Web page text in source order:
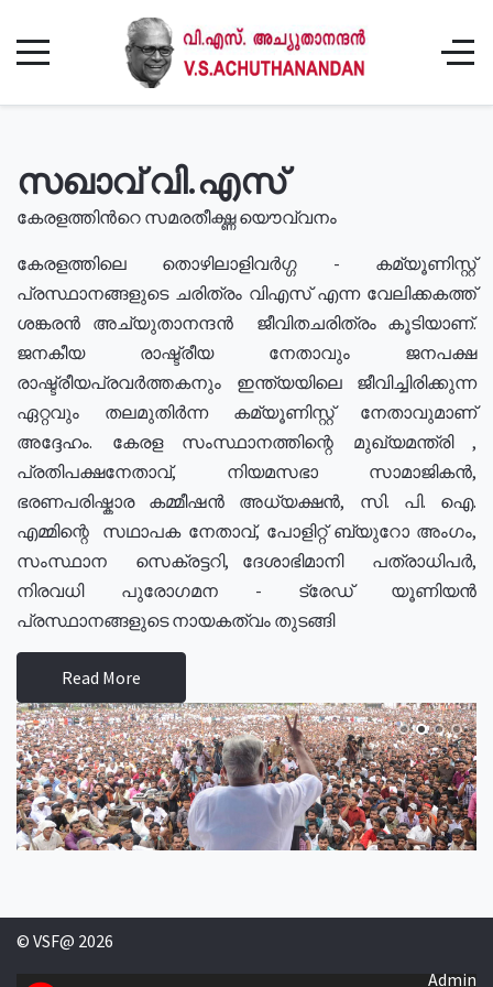
സഖാവ് വി.എസ്
കേരളത്തിൻറെ സമരതീക്ഷ്ണ യൌവ്വനം
കേരളത്തിലെ തൊഴിലാളിവർഗ്ഗ - കമ്യൂണിസ്റ്റ്
പ്രസ്ഥാനങ്ങളുടെ ചരിത്രം വിഎസ് എന്ന വേലിക്കകത്ത്
ശങ്കരൻ അച്യുതാനന്ദൻ ജീവിതചരിത്രം കൂടിയാണ്.
ജനകീയ രാഷ്ട്രീയ നേതാവും ജനപക്ഷ
രാഷ്ട്രീയപ്രവർത്തകനും ഇന്ത്യയിലെ ജീവിച്ചിരിക്കുന്ന
ഏറ്റവും തലമുതിർന്ന കമ്യൂണിസ്റ്റ് നേതാവുമാണ്
അദ്ദേഹം. കേരള സംസ്ഥാനത്തിന്റെ മുഖ്യമന്ത്രി ,
പ്രതിപക്ഷനേതാവ്, നിയമസഭാ സാമാജികൻ,
ഭരണപരിഷ്കാര കമ്മീഷൻ അധ്യക്ഷൻ, സി. പി. ഐ.
എമ്മിന്റെ സഥാപക നേതാവ്, പോളിറ്റ് ബ്യുറോ അംഗം,
സംസ്ഥാന സെക്രട്ടറി, ദേശാഭിമാനി പത്രാധിപർ,
നിരവധി പുരോഗമന - ട്രേഡ് യൂണിയൻ
പ്രസ്ഥാനങ്ങളുടെ നായകത്വം തുടങ്ങി
Read More
© VSF@ 2026
Admin